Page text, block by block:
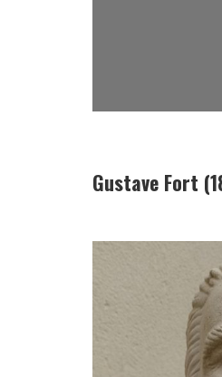
Gustave Fort